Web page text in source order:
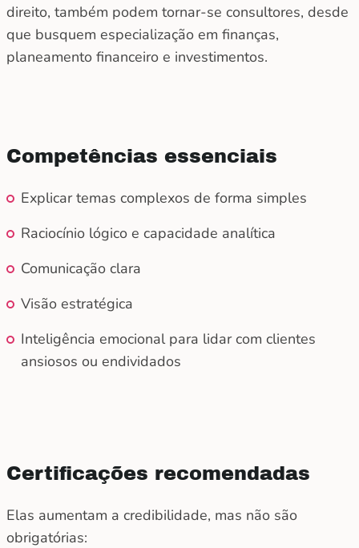
direito, também podem tornar-se consultores, desde
que busquem especialização em finanças,
planeamento financeiro e investimentos.
Competências essenciais
Explicar temas complexos de forma simples
Raciocínio lógico e capacidade analítica
Comunicação clara
Visão estratégica
Inteligência emocional para lidar com clientes
ansiosos ou endividados
Certificações recomendadas
Elas aumentam a credibilidade, mas não são
obrigatórias: